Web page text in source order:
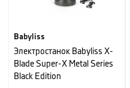
Babyliss
Электростанок Babyliss X-
Blade Super-X Metal Series
Black Edition